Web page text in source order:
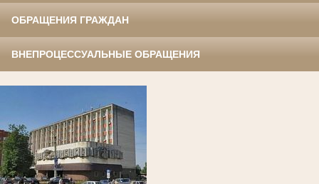
ОБРАЩЕНИЯ ГРАЖДАН
ВНЕПРОЦЕССУАЛЬНЫЕ ОБРАЩЕНИЯ